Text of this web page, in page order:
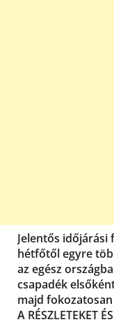
Jelentős
hétfőtől egyre
az egész
csapadék
majd fokozatosan
A RÉSZLETEKET